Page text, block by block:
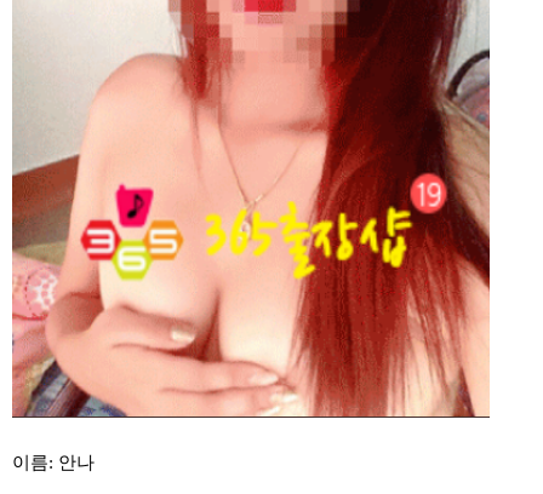
이름: 안나